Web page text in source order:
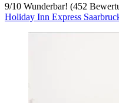
9/10 Wunderbar! (452
Holiday Inn Express